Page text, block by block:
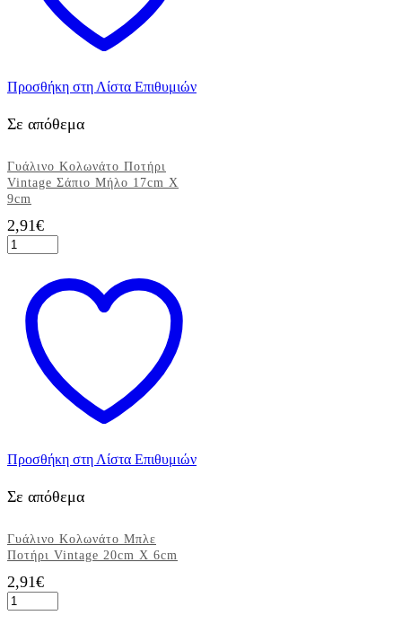
Προσθήκη στη Λίστα Επιθυμιών
Σε απόθεμα
Γυάλινο Κολωνάτο Ποτήρι
Vintage Σάπιο Μήλο 17cm X
9cm
2,91€
Γυάλινο
Κολωνάτο
Vintage
Σάπιο
Μήλο
17cm
ποσότητα
Προσθήκη στη Λίστα Επιθυμιών
Σε απόθεμα
Γυάλινο Κολωνάτο Μπλε
Ποτήρι Vintage 20cm X 6cm
2,91€
Γυάλινο
Κολωνάτο